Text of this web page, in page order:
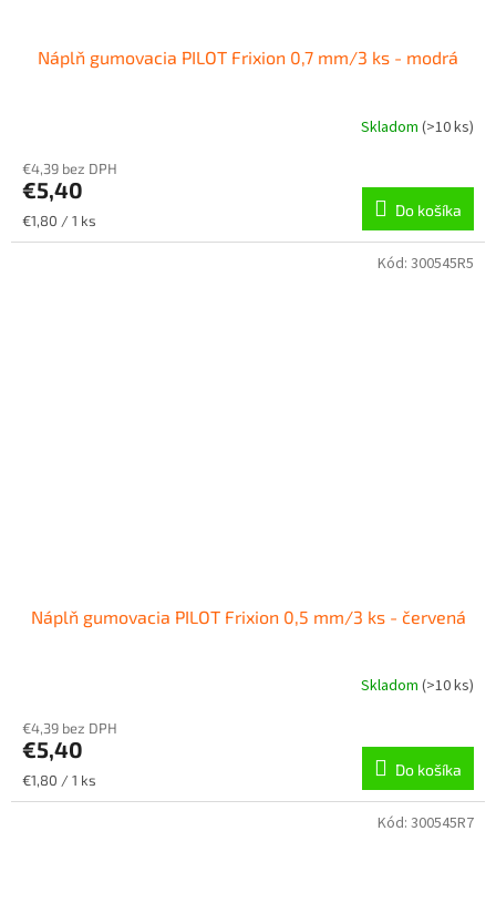
Náplň gumovacia PILOT Frixion 0,7 mm/3 ks - modrá
Skladom (>10 ks)
€4,39 bez DPH
€5,40
Jednotková
cena:
€1,80 / 1 ks
Do košíka
Náplň gumovacia PILOT Frixion 0,5 mm/3 ks - červená
Skladom (>10 ks)
€4,39 bez DPH
€5,40
Jednotková
cena:
€1,80 / 1 ks
Do košíka
Kód: 300545R5
Kód: 300545R7